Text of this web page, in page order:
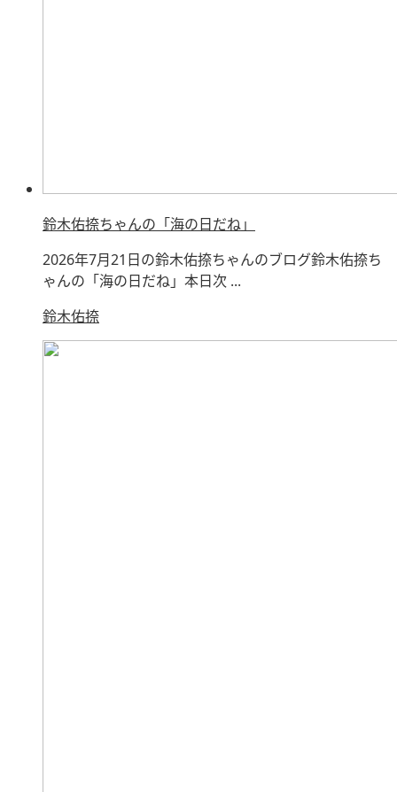
鈴木佑捺ちゃんの「海の日だね」
2026年7月21日の鈴木佑捺ちゃんのブログ鈴木佑捺ち
ゃんの「海の日だね」本日次 ...
鈴木佑捺